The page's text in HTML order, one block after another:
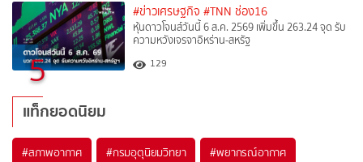
5
#ข่าวเศรษฐกิจ #TNN ช่อง16
หุ้นดาวโจนส์วันนี้ 6 ส.ค. 2569 เพิ่มขึ้น 263.24 จุด รับ
ความหวังเจรจาอิหร่าน-สหรัฐ
129
แท็กยอดนิยม
#สภาพอากาศ #กรมอุตุนิยมวิทยา #พยากรณ์อากาศ